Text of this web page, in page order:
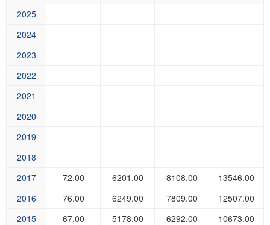
2025
2024
2023
2022
2021
2020
2019
2018
2017
72.00 6201.00 8108.00
13546.00
2016
76.00 6249.00 7809.00
12507.00
2015
67.00 5178.00 6292.00
10673.00